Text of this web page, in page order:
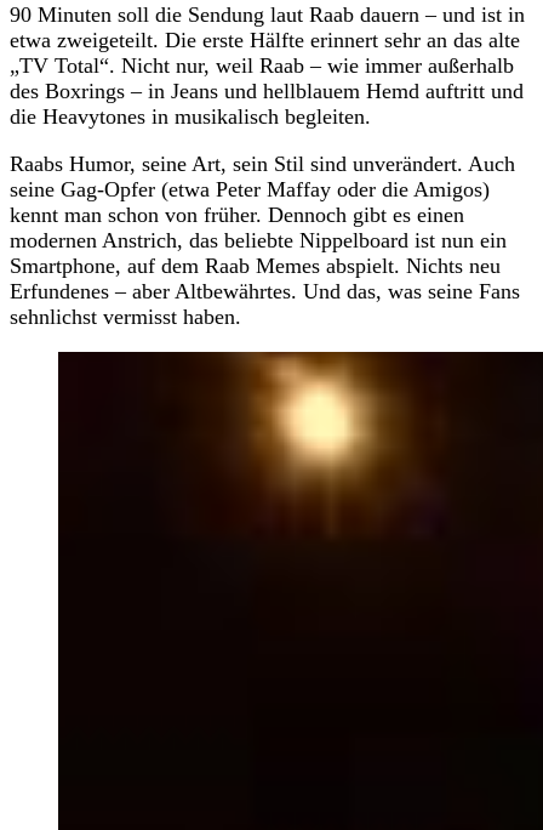
90 Minuten soll die Sendung laut Raab dauern – und ist in
etwa zweigeteilt. Die erste Hälfte erinnert sehr an das alte
„TV Total“. Nicht nur, weil Raab – wie immer außerhalb
des Boxrings – in Jeans und hellblauem Hemd auftritt und
die Heavytones in musikalisch begleiten.
Raabs Humor, seine Art, sein Stil sind unverändert. Auch
seine Gag-Opfer (etwa Peter Maffay oder die Amigos)
kennt man schon von früher. Dennoch gibt es einen
modernen Anstrich, das beliebte Nippelboard ist nun ein
Smartphone, auf dem Raab Memes abspielt. Nichts neu
Erfundenes – aber Altbewährtes. Und das, was seine Fans
sehnlichst vermisst haben.